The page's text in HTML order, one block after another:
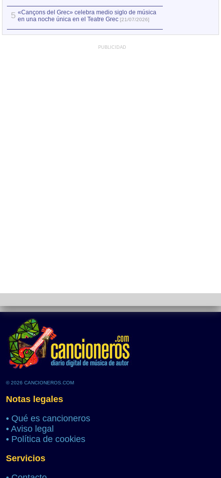
5 «Cançons del Grec» celebra medio siglo de música
en una noche única en el Teatre Grec [21/07/2026]
PUBLICIDAD
© 2026 CANCIONEROS.COM
Notas legales
• Qué es cancioneros
• Aviso legal
• Política de cookies
Servicios